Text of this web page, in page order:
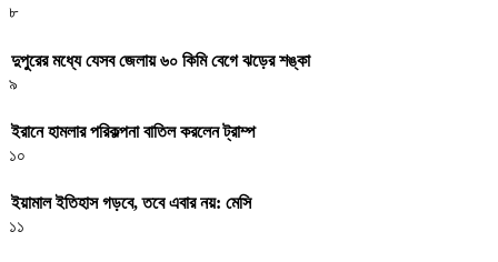
৮
দুপুরের মধ্যে যেসব জেলায় ৬০ কিমি বেগে ঝড়ের শঙ্কা
৯
ইরানে হামলার পরিকল্পনা বাতিল করলেন ট্রাম্প
১০
ইয়ামাল ইতিহাস গড়বে, তবে এবার নয়: মেসি
১১